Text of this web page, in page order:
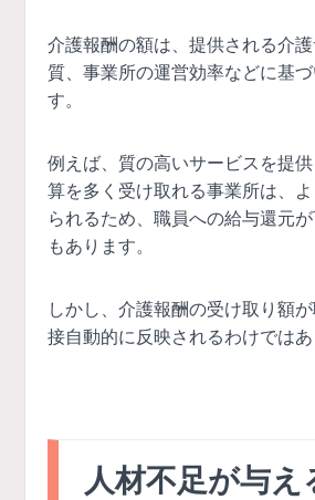
介護報酬の額は、提供される介
質、事業所の運営効率などに基
す。
例えば、質の高いサービスを提
算を多く受け取れる事業所は、
られるため、職員への給与還元
もあります。
しかし、介護報酬の受け取り額
接自動的に反映されるわけではあ
人材不足が与え